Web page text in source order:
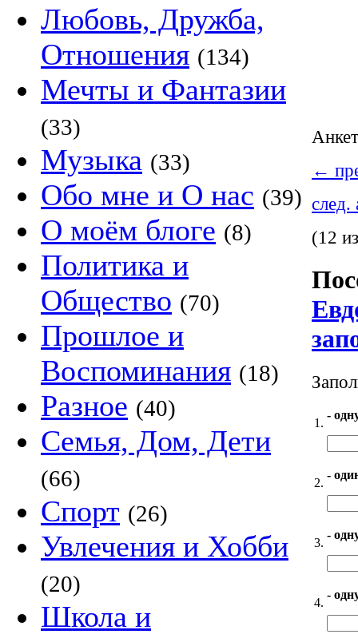
Любовь, Дружба,
Отношения (134)
Мечты и Фантазии
(33)
Музыка (33)
Обо мне и О нас (39)
О моём блоге (8)
Политика и
Общество (70)
Прошлое и
Воспоминания (18)
Разное (40)
Семья, Дом, Дети
(66)
Спорт (26)
Увлечения и Хобби
(20)
Школа и
←
след.
(12
1.
-
2.
-
3.
-
4.
-